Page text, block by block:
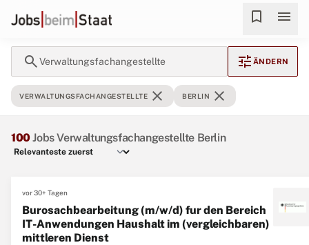
bookmark menu
searchVerwaltungsfachangestellte tune ÄNDERN
VERWALTUNGSFACHANGESTELLTE close BERLIN close
100Jobs Verwaltungsfachangestellte Berlin
vor 30+ Tagen
Burosachbearbeitung (m/w/d) fur den Bereich
IT-Anwendungen Haushalt im (vergleichbaren)
mittleren Dienst